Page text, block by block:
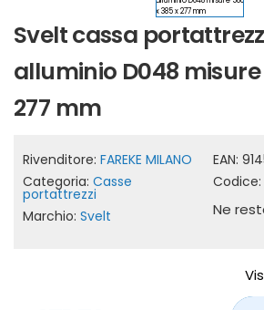
Svelt cassa
alluminio D048 misure
277 mm
Rivenditore: FAREKE MILANO
Categoria: Casse
portattrezzi
Marchio: Svelt
EAN:
Codice:
Ne